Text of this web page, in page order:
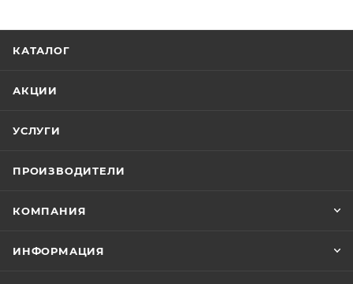
КАТАЛОГ
АКЦИИ
УСЛУГИ
ПРОИЗВОДИТЕЛИ
КОМПАНИЯ
ИНФОРМАЦИЯ